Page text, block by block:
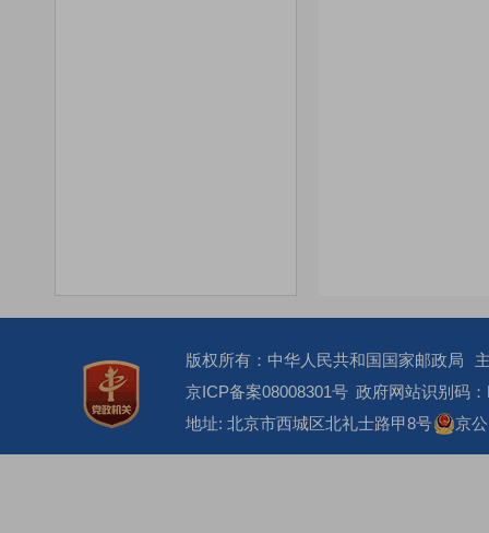
版权所有：中华人民共和国国家邮政局
京ICP备案08008301号 政府网站识别码
地址: 北京市西城区北礼士路甲8号
京